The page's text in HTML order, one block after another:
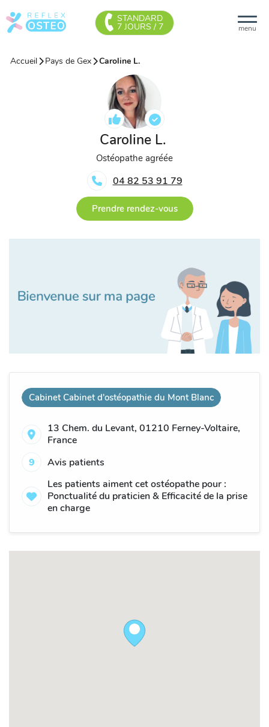
menu
STANDARD
7 JOURS / 7
Accueil Pays de Gex Caroline L.
Caroline L.
Ostéopathe agréée
04 82 53 91 79
Prendre rendez-vous
Cabinet Cabinet d'ostéopathie du Mont Blanc
13 Chem. du Levant, 01210 Ferney-Voltaire,
France
9
Avis patients
Les patients aiment cet ostéopathe pour :
Ponctualité du praticien & Efficacité de la prise
en charge